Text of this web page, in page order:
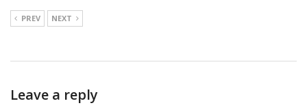
PREV NEXT
Leave a reply